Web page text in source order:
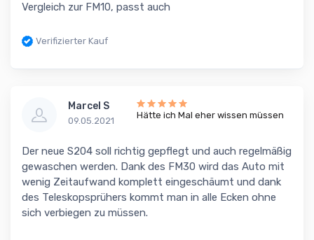
Vergleich zur FM10, passt auch
Verifizierter Kauf
Marcel S
09.05.2021
Hätte ich Mal eher wissen müssen
Der neue S204 soll richtig gepflegt und auch regelmäßig
gewaschen werden. Dank des FM30 wird das Auto mit
wenig Zeitaufwand komplett eingeschäumt und dank
des Teleskopsprühers kommt man in alle Ecken ohne
sich verbiegen zu müssen.